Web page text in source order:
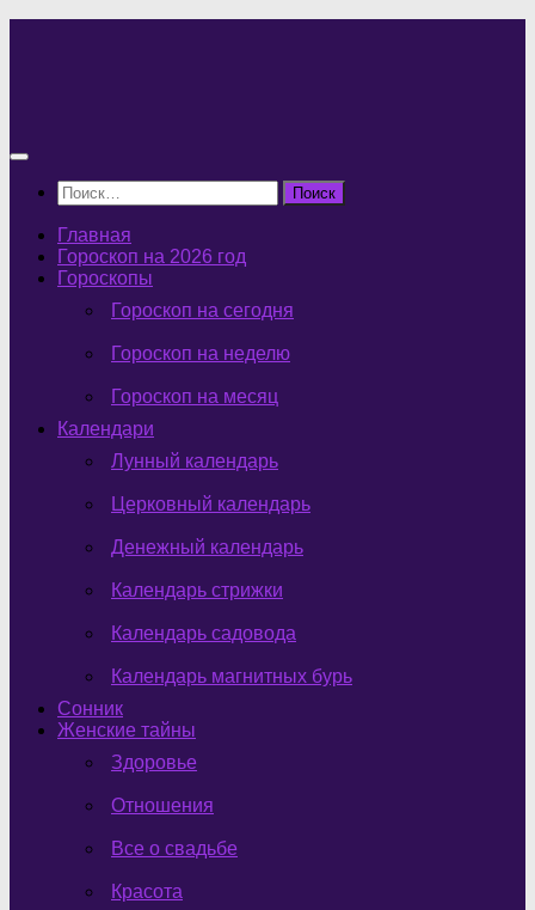
Найти:
Главная
Гороскоп на 2026 год
Гороскопы
Гороскоп на сегодня
Гороскоп на неделю
Гороскоп на месяц
Календари
Лунный календарь
Церковный календарь
Денежный календарь
Календарь стрижки
Календарь садовода
Календарь магнитных бурь
Сонник
Женские тайны
Здоровье
Отношения
Все о свадьбе
Красота